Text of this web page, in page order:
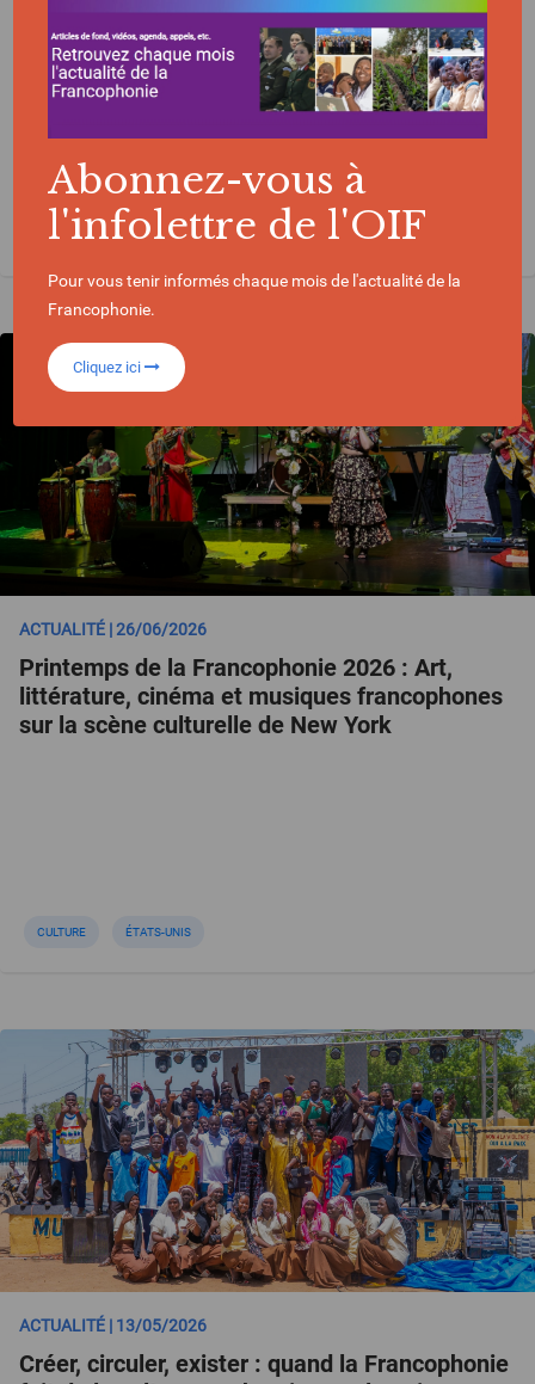
CULTURE TUNISIE
ACTUALITÉ | 26/06/2026
Printemps de la Francophonie 2026 : Art,
littérature, cinéma et musiques francophones
sur la scène culturelle de New York
CULTURE ÉTATS-UNIS
ACTUALITÉ | 13/05/2026
Créer, circuler, exister : quand la Francophonie
Abonnez-vous à
l'infolettre de l'OIF
Pour vous tenir informés chaque mois de l'actualité de la
Francophonie.
Cliquez ici